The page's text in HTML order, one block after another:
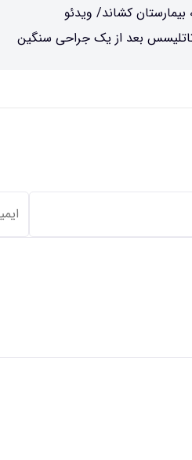
کشاند/ ویدئو
بعد از یک جراحی سنگین